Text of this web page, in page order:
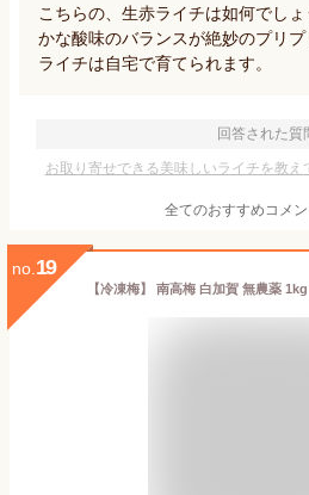
こちらの、生赤ライチは如何でし
かな酸味のバランスが絶妙のプリプ
ライチは自宅で育てられます。
回答された質
お取り寄せできる美味しいライチを教え
全てのおすすめコメン
no. 19